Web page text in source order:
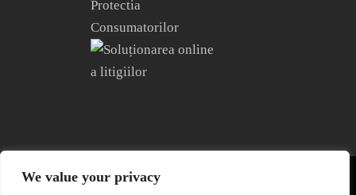
We value your privacyCOPYRIGHT © 2004 – 2023